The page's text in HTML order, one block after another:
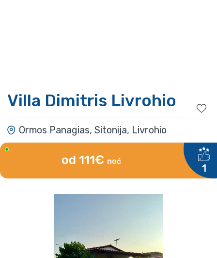
Villa Dimitris Livrohio
Ormos Panagias, Sitonija, Livrohio
1
od 111€ noć